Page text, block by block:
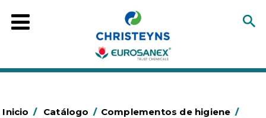
Inicio / Catálogo / Complementos de higiene /